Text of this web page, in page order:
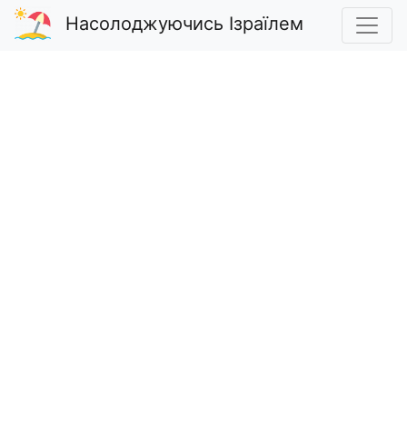
Насолоджуючись Ізраїлем